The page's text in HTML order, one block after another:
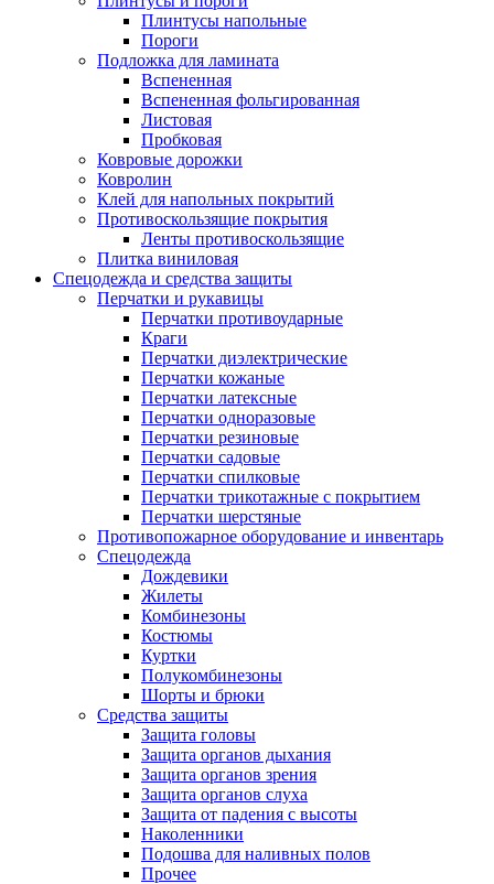
Плинтусы напольные
Пороги
Подложка для ламината
Вспененная
Вспененная фольгированная
Листовая
Пробковая
Ковровые дорожки
Ковролин
Клей для напольных покрытий
Противоскользящие покрытия
Ленты противоскользящие
Плитка виниловая
Спецодежда и средства защиты
Перчатки и рукавицы
Перчатки противоударные
Краги
Перчатки диэлектрические
Перчатки кожаные
Перчатки латексные
Перчатки одноразовые
Перчатки резиновые
Перчатки садовые
Перчатки спилковые
Перчатки трикотажные с покрытием
Перчатки шерстяные
Противопожарное оборудование и инвентарь
Спецодежда
Дождевики
Жилеты
Комбинезоны
Костюмы
Куртки
Полукомбинезоны
Шорты и брюки
Средства защиты
Защита головы
Защита органов дыхания
Защита органов зрения
Защита органов слуха
Защита от падения с высоты
Наколенники
Подошва для наливных полов
Прочее